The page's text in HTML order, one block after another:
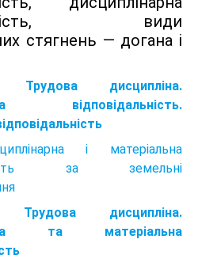
види
стягнень — догана і
дисципліна.
відповідальність.
і матеріальна
за земельні
дисципліна.
та матеріальна